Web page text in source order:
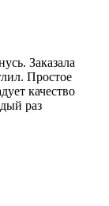
Заказала
Простое
качество
раз